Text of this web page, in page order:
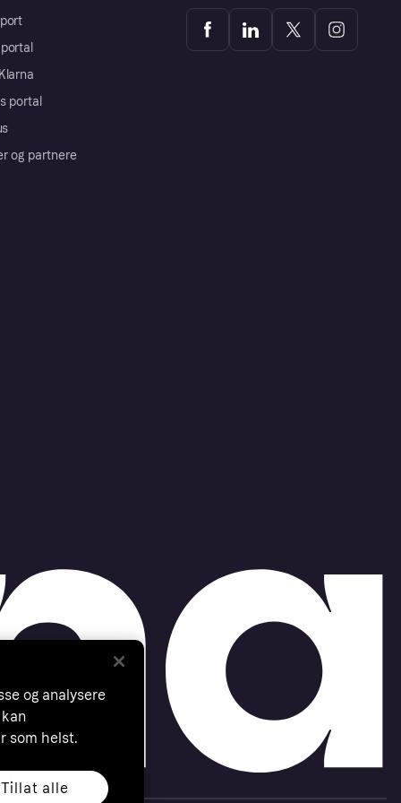
portal
og partnere
og analysere
som helst.
Tillat alle